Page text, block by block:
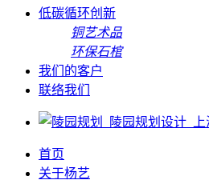
低碳循环创新
铜艺术品
环保石棺
我们的客户
联络我们
首页
关于杨艺